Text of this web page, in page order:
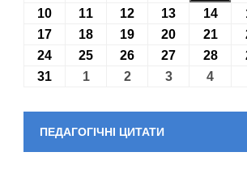
10 10.08.2026
11 11.08.2026
12 12.08.2026
13 13.08.2026
14
17 17.08.2026
18 18.08.2026
19 19.08.2026
20 20.08.2026
21
24 24.08.2026
25 25.08.2026
26 26.08.2026
27 27.08.2026
28
31 31.08.2026
101.09.2026
202.09.2026
303.09.2026
4
ПЕДАГОГІЧНІ ЦИТАТИ